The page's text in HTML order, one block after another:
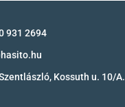
931 2694
Kossuth u. 10/A.